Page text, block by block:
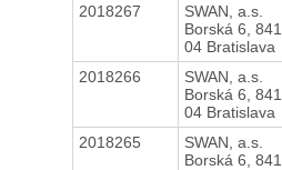
2018267
SWAN, a.s.
Borská 6, 841
04 Bratislava
2018266
SWAN, a.s.
Borská 6, 841
04 Bratislava
2018265
SWAN, a.s.
Borská 6, 841